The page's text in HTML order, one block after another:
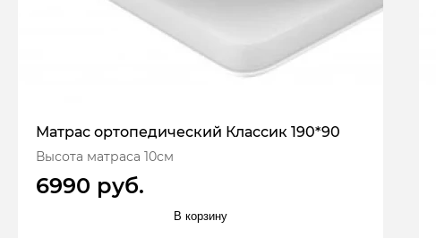
Матрас ортопедический Классик 190*90
Высота матраса 10см
6990 руб.
В корзину